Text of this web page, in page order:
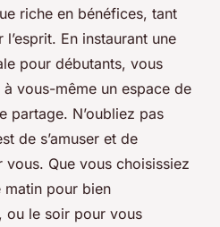
riche en bénéfices, tant
En instaurant une
pour débutants, vous
vous-même un espace de
partage. N’oubliez pas
de s’amuser et de
Que vous choisissiez
pour bien
ou le soir pour vous